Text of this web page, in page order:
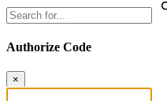
Authorize Code
×